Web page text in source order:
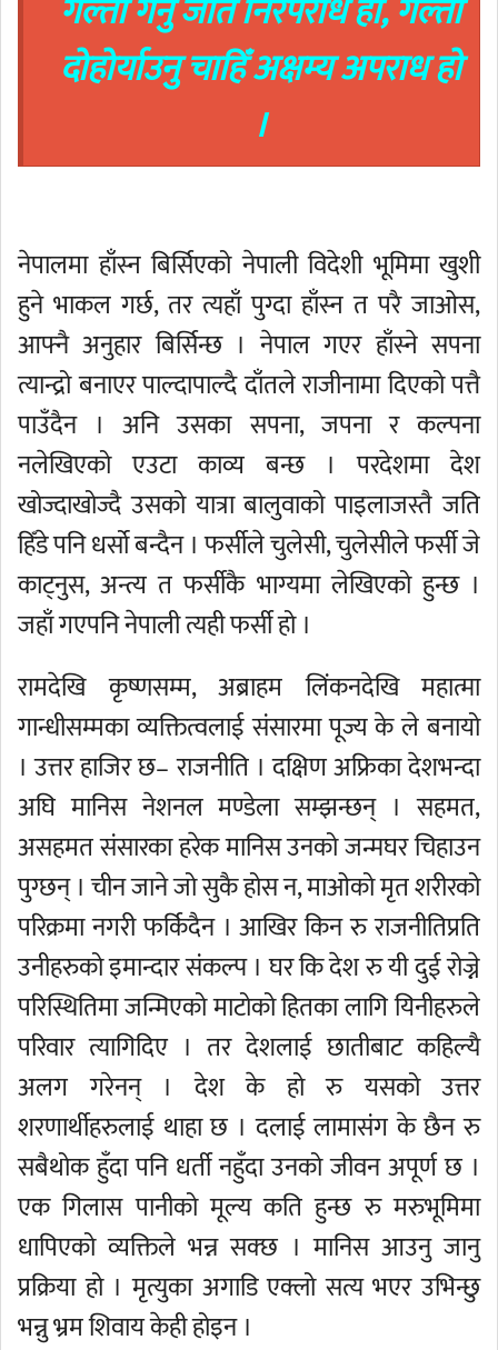
गल्ती गर्नु जति निरपराध हो, गल्ती
दोहोर्याउनु चाहिँ अक्षम्य अपराध हो
।
नेपालमा हाँस्न बिर्सिएको नेपाली विदेशी भूमिमा खुशी
हुने भाकल गर्छ, तर त्यहाँ पुग्दा हाँस्न त परै जाओस,
आफ्नै अनुहार बिर्सिन्छ । नेपाल गएर हाँस्ने सपना
त्यान्द्रो बनाएर पाल्दापाल्दै दाँतले राजीनामा दिएको पत्तै
पाउँदैन । अनि उसका सपना, जपना र कल्पना
नलेखिएको एउटा काव्य बन्छ । परदेशमा देश
खोज्दाखोज्दै उसको यात्रा बालुवाको पाइलाजस्तै जति
हिँडे पनि धर्सो बन्दैन । फर्सीले चुलेसी, चुलेसीले फर्सी जे
काट्नुस, अन्त्य त फर्सीकै भाग्यमा लेखिएको हुन्छ ।
जहाँ गएपनि नेपाली त्यही फर्सी हो ।
रामदेखि कृष्णसम्म, अब्राहम लिंकनदेखि महात्मा
गान्धीसम्मका व्यक्तित्वलाई संसारमा पूज्य के ले बनायो
। उत्तर हाजिर छ– राजनीति । दक्षिण अफ्रिका देशभन्दा
अघि मानिस नेशनल मण्डेला सम्झन्छन् । सहमत,
असहमत संसारका हरेक मानिस उनको जन्मघर चिहाउन
पुग्छन् । चीन जाने जो सुकै होस न, माओको मृत शरीरको
परिक्रमा नगरी फर्किदैन । आखिर किन रु राजनीतिप्रति
उनीहरुको इमान्दार संकल्प । घर कि देश रु यी दुई रोज्ने
परिस्थितिमा जन्मिएको माटोको हितका लागि यिनीहरुले
परिवार त्यागिदिए । तर देशलाई छातीबाट कहिल्यै
अलग गरेनन् । देश के हो रु यसको उत्तर
शरणार्थीहरुलाई थाहा छ । दलाई लामासंग के छैन रु
सबैथोक हुँदा पनि धर्ती नहुँदा उनको जीवन अपूर्ण छ ।
एक गिलास पानीको मूल्य कति हुन्छ रु मरुभूमिमा
धापिएको व्यक्तिले भन्न सक्छ । मानिस आउनु जानु
प्रक्रिया हो । मृत्युका अगाडि एक्लो सत्य भएर उभिन्छु
भन्नु भ्रम शिवाय केही होइन ।